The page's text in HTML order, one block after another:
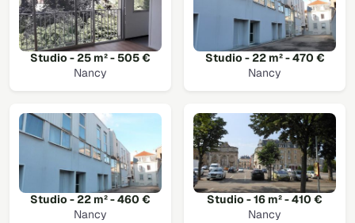
Studio - 25 m² - 505 €
Nancy
Studio - 22 m² - 470 €
Nancy
Studio - 22 m² - 460 €
Nancy
Studio - 16 m² - 410 €
Nancy